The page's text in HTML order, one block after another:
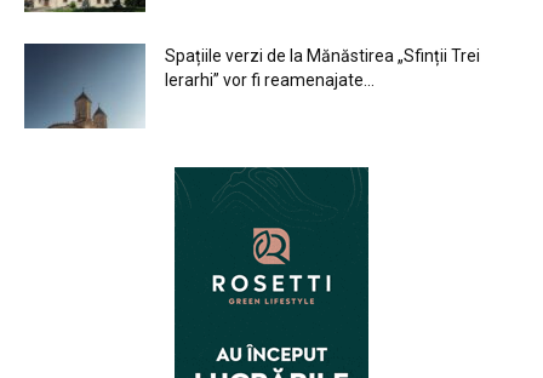
Spațiile verzi de la Mănăstirea „Sfinții Trei
Ierarhi” vor fi reamenajate...